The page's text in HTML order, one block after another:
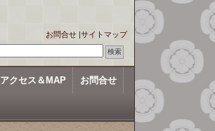
お問合せ |サイトマップ
アクセス＆MAP お問合せ